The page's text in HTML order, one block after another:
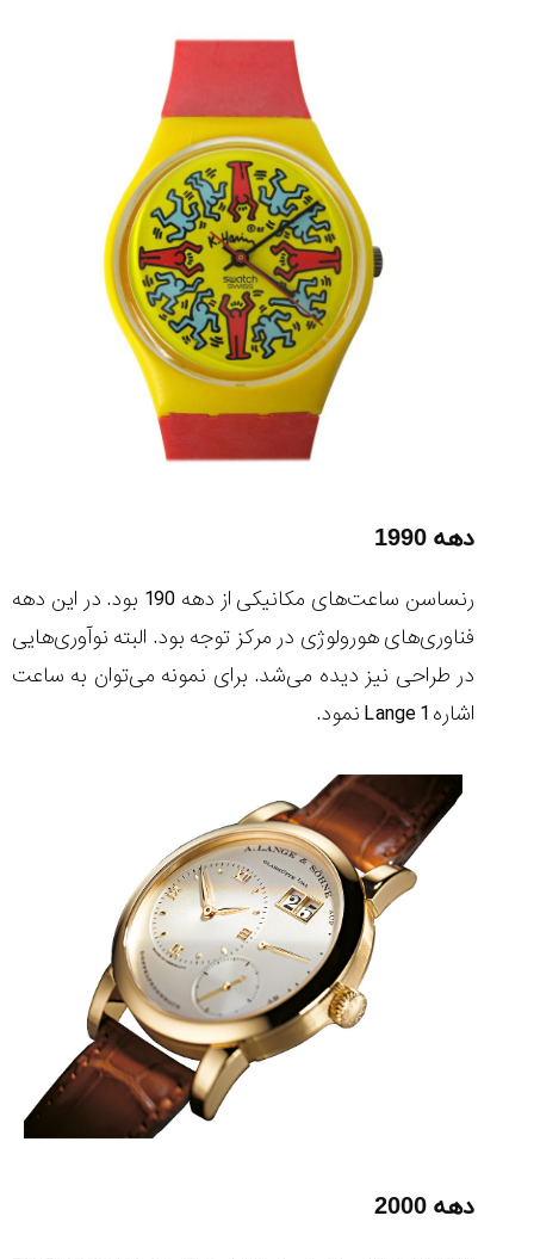
دهه 1990
رنساسن ساعت‌های مکانیکی از دهه 190 بود. در این دهه
فناوری‌های هورولوژی در مرکز توجه بود. البته نوآوری‌هایی
در طراحی نیز دیده می‌شد. برای نمونه می‌توان به ساعت
اشاره Lange 1 نمود.
دهه 2000